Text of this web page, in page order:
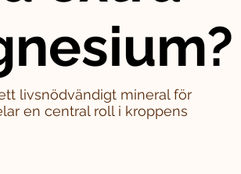
livsnödvändigt mineral för
en central roll i kroppens